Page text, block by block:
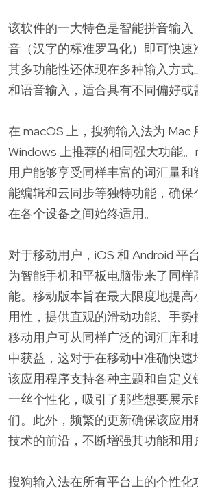
该软件的一大特色是智能拼音输
音（汉字的标准罗马化）即可快速
其多功能性还体现在多种输入方式
和语音输入，适合具有不同偏好或
在 macOS 上，搜狗输入法为 Mac
Windows 上推荐的相同强大功能
用户能够享受同样丰富的词汇量
能编辑和云同步等独特功能，确
在各个设备之间始终适用。
对于移动用户，iOS 和 Android 平
为智能手机和平板电脑带来了同样
能。移动版本旨在最大限度地提
用性，提供直观的滑动功能、手势
移动用户可从同样广泛的词汇库和
中获益，这对于在移动中准确快速
该应用程序支持各种主题和自定义
一丝个性化，吸引了那些想要展示
们。此外，频繁的更新确保该应用
技术的前沿，不断增强其功能和用
搜狗输入法在所有平台上的个性化